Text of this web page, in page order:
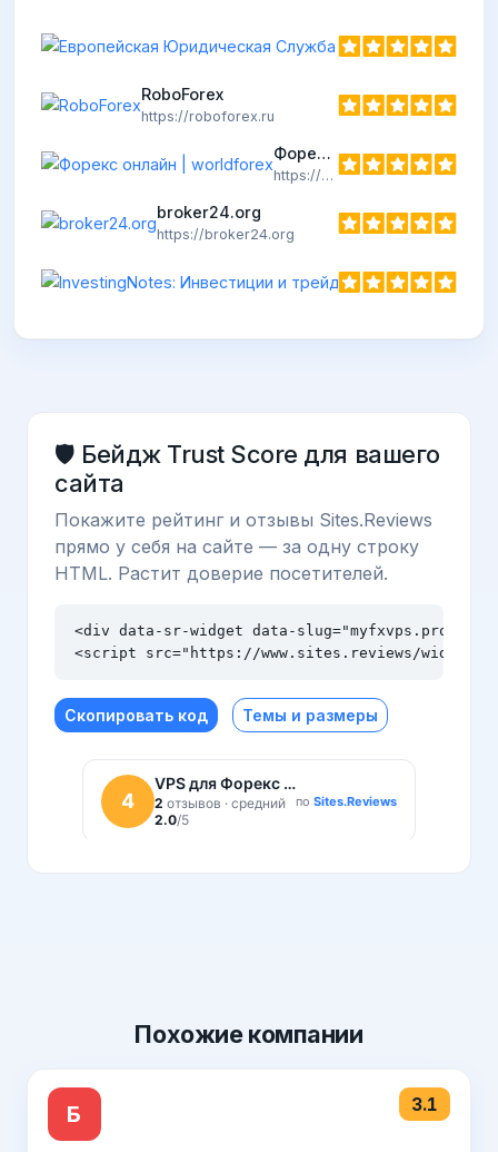
https://
RoboForex
https://roboforex.ru
Форекс онлайн | worldforex
https://wforex.ru
broker24.org
https://broker24.org
🛡️ Бейдж Trust Score для вашего
сайта
Покажите рейтинг и отзывы Sites.Reviews
прямо у себя на сайте — за одну строку
HTML. Растит доверие посетителей.
<div data-sr-widget data-slug="myfxvps.pro"
<script src="https://www.sites.reviews/
Скопировать код Темы и размеры
Похожиекомпании
Б 3.1